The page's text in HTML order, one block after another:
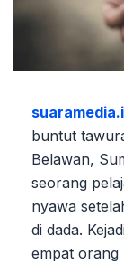
buntut
Belawan,
seorang
nyawa
di dada.
empat orang